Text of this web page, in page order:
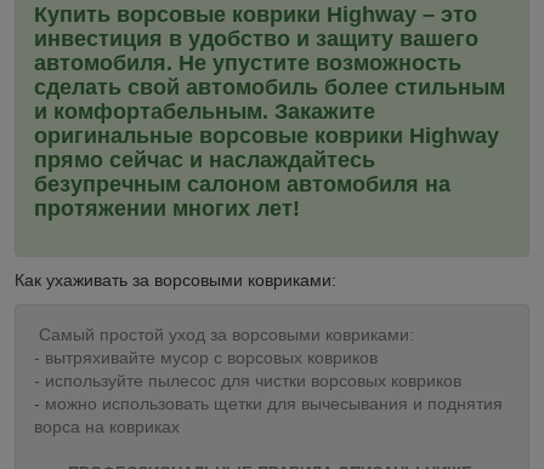
Купить ворсовые коврики Highway – это
инвестиция в удобство и защиту вашего
автомобиля. Не упустите возможность
сделать свой автомобиль более стильным
и комфортабельным. Закажите
оригинальные ворсовые коврики Highway
прямо сейчас и наслаждайтесь
безупречным салоном автомобиля на
протяжении многих лет!
Как ухаживать за ворсовыми ковриками:
Самый простой уход за ворсовыми ковриками:
- вытряхивайте мусор с ворсовых ковриков
- используйте пылесос для чистки ворсовых ковриков
- можно использовать щетки для вычесывания и поднятия
ворса на ковриках